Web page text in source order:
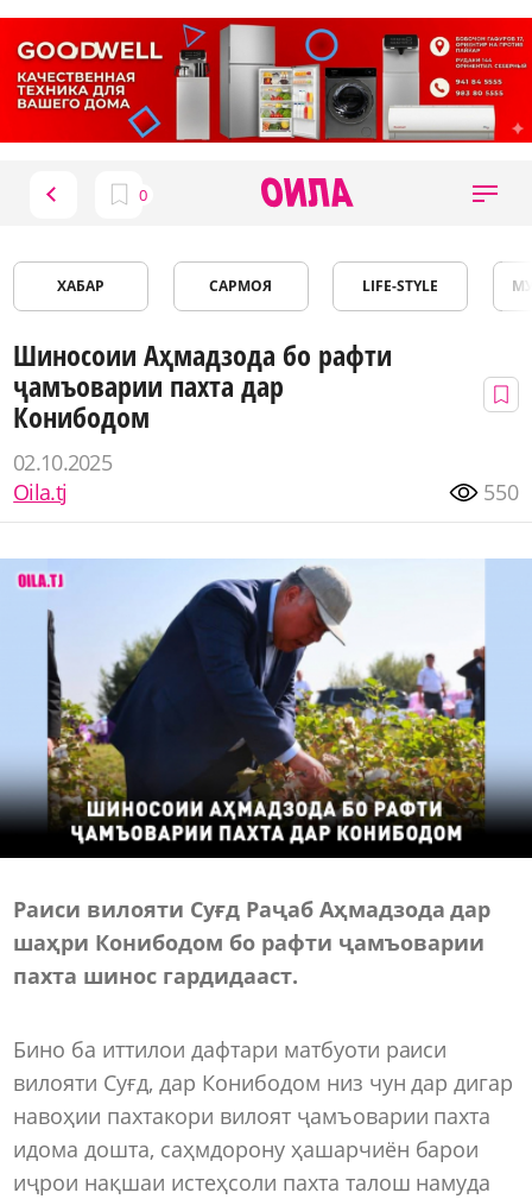
ХАБАР САРМОЯ LIFE-STYLE
Шиносоии Аҳмадзода бо рафти
ҷамъоварии пахта дар
Конибодом
02.10.2025
Oila.tj
550
Раиси вилояти Суғд Раҷаб Аҳмадзода дар
шаҳри Конибодом бо рафти ҷамъоварии
пахта шинос гардидааст.
Бино ба иттилои дафтари матбуоти раиси
вилояти Суғд, дар Конибодом низ чун дар дигар
навоҳии пахтакори вилоят ҷамъоварии пахта
идома дошта, саҳмдорону ҳашарчиён барои
иҷрои нақшаи истеҳсоли пахта талош намуда